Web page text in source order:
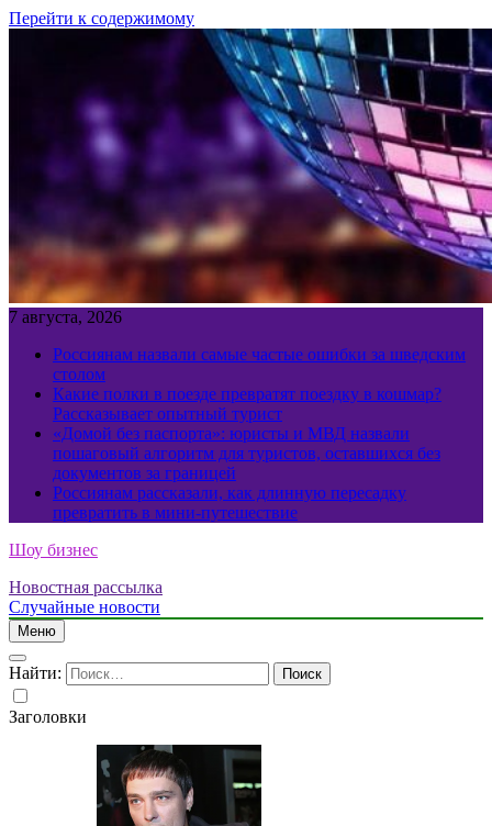
Перейти к содержимому
7 августа, 2026
Россиянам назвали самые частые ошибки за шведским
столом
Какие полки в поезде превратят поездку в кошмар?
Рассказывает опытный турист
«Домой без паспорта»: юристы и МВД назвали
пошаговый алгоритм для туристов, оставшихся без
документов за границей
Россиянам рассказали, как длинную пересадку
превратить в мини-путешествие
Шоу бизнес
Новостная рассылка
Случайные новости
Меню
Найти:
Заголовки